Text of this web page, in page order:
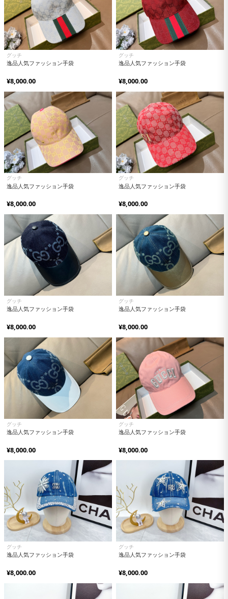
グッチ
逸品人気ファッション手袋
¥8,000.00
グッチ
逸品人気ファッション手袋
¥8,000.00
グッチ
逸品人気ファッション手袋
¥8,000.00
グッチ
逸品人気ファッション手袋
¥8,000.00
グッチ
逸品人気ファッション手袋
¥8,000.00
グッチ
逸品人気ファッション手袋
¥8,000.00
グッチ
逸品人気ファッション手袋
¥8,000.00
グッチ
逸品人気ファッション手袋
¥8,000.00
グッチ
逸品人気ファッション手袋
¥8,000.00
グッチ
逸品人気ファッション手袋
¥8,000.00